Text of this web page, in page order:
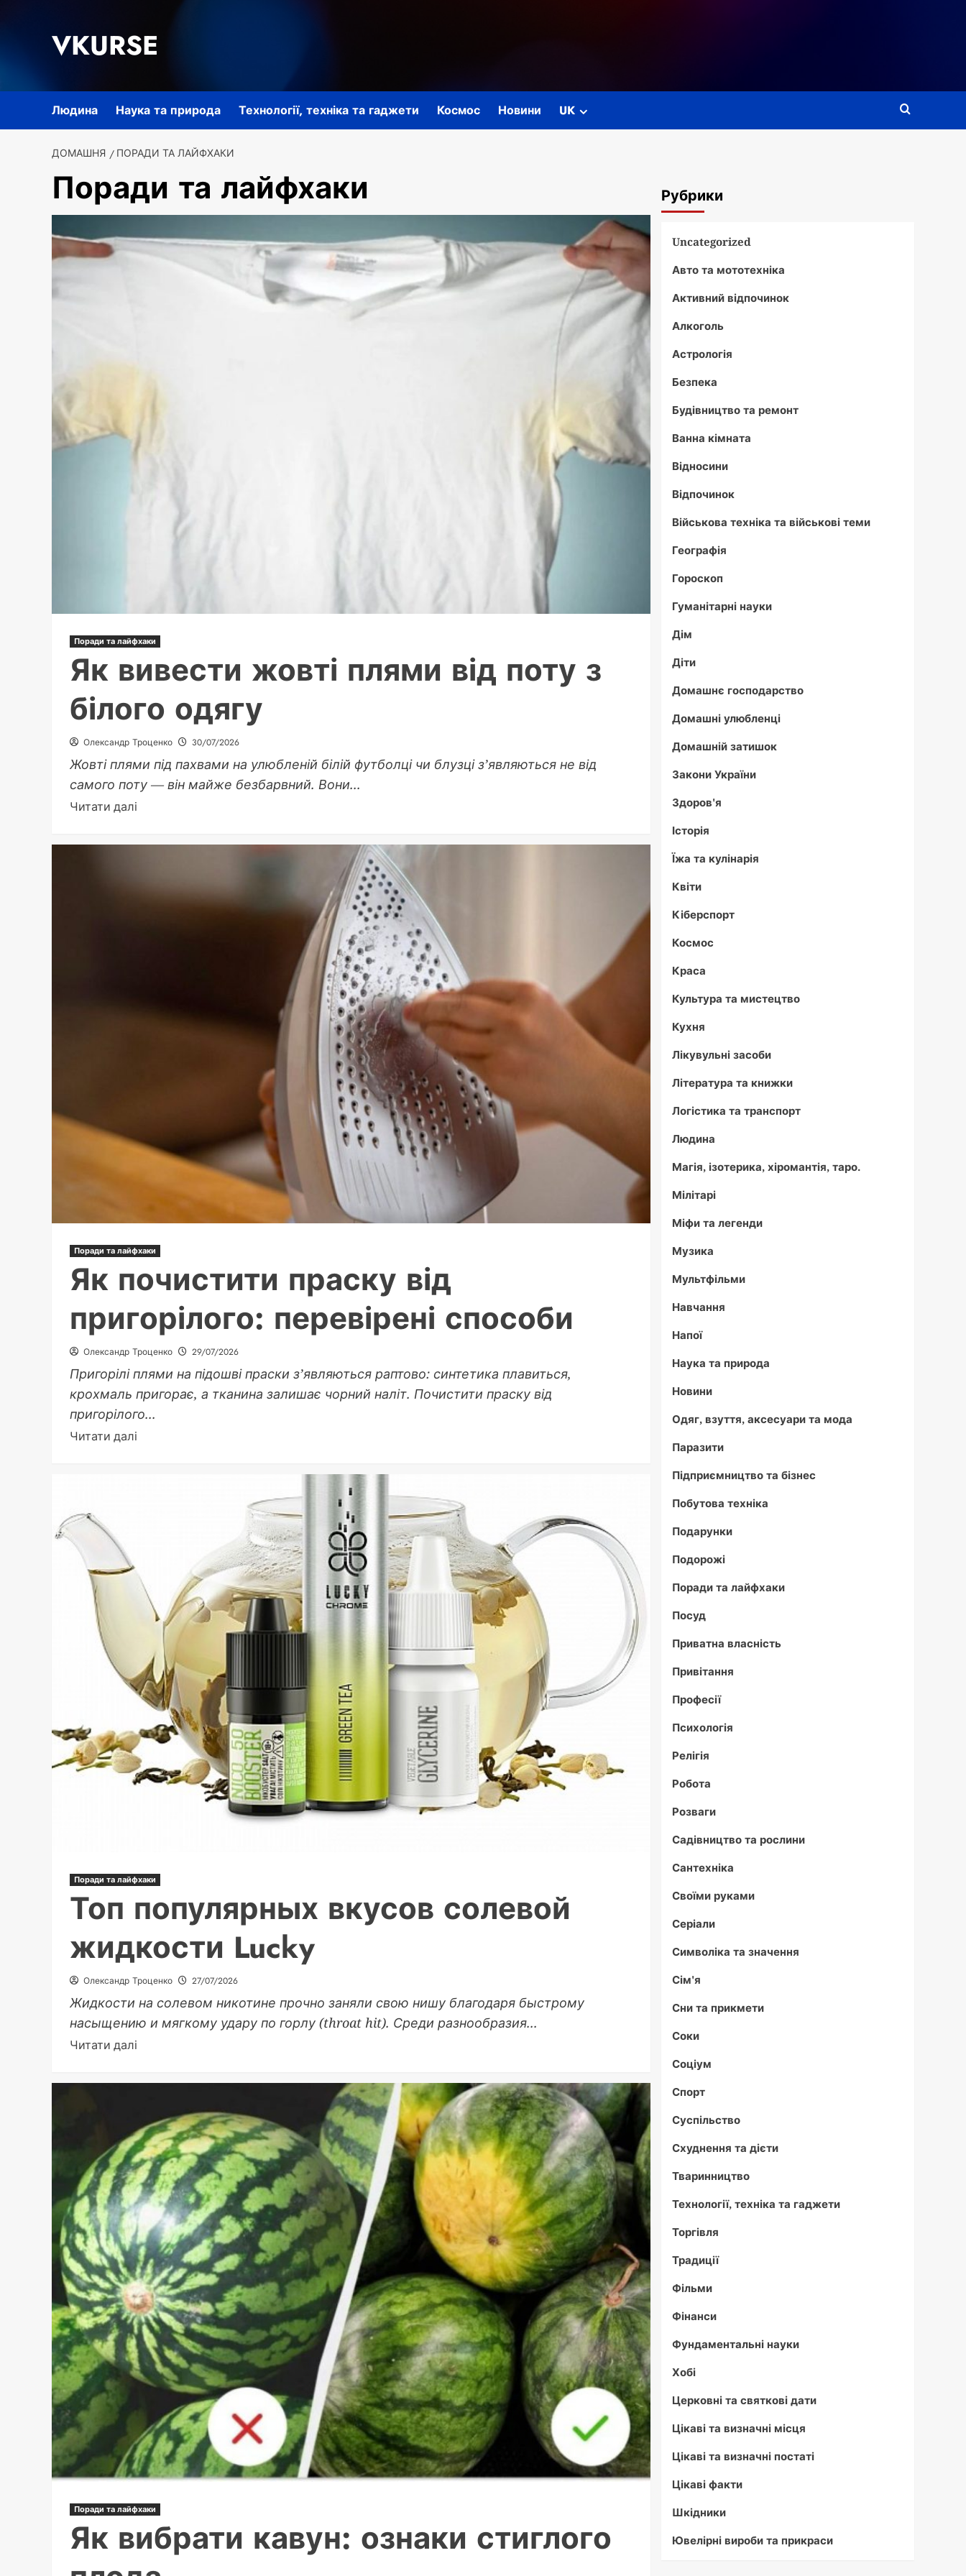
VKURSE
Людина Наука та природа Технології, техніка та гаджети Космос Новини UK
ДОМАШНЯ ПОРАДИ ТА ЛАЙФХАКИ
Поради та лайфхаки
Поради та лайфхаки
Як вивести жовті плями від поту з
білого одягу
Олександр Троценко 30/07/2026
Жовті плями під пахвами на улюбленій білій футболці чи блузці з’являються не від
самого поту — він майже безбарвний. Вони...
Читати далі
Як
плями
Поради та лайфхаки
Як почистити праску від
пригорілого: перевірені способи
Олександр Троценко 29/07/2026
Пригорілі плями на підошві праски з’являються раптово: синтетика плавиться,
крохмаль пригорає, а тканина залишає чорний наліт. Почистити праску від
пригорілого...
Читати далі
способи
Поради та лайфхаки
Топ популярных вкусов солевой
жидкости Lucky
Олександр Троценко 27/07/2026
Жидкости на солевом никотине прочно заняли свою нишу благодаря быстрому
насыщению и мягкому удару по горлу (throat hit). Среди разнообразия...
Читати далі
Топ
вкусов
солевой
жидкости
Lucky
Поради та лайфхаки
Як вибрати кавун: ознаки стиглого
Рубрики
Uncategorized
Авто та мототехніка
Активний відпочинок
Алкоголь
Астрологія
Безпека
Будівництво та ремонт
Ванна кімната
Відносини
Відпочинок
Військова техніка та військові теми
Географія
Гороскоп
Гуманітарні науки
Дім
Діти
Домашнє господарство
Домашні улюбленці
Домашній затишок
Закони України
Здоров'я
Історія
Їжа та кулінарія
Квіти
Кіберспорт
Космос
Краса
Культура та мистецтво
Кухня
Лікувульні засоби
Література та книжки
Логістика та транспорт
Людина
Магія, ізотерика, хіромантія, таро.
Мілітарі
Міфи та легенди
Музика
Мультфільми
Навчання
Напої
Наука та природа
Новини
Одяг, взуття, аксесуари та мода
Паразити
Підприємництво та бізнес
Побутова техніка
Подарунки
Подорожі
Поради та лайфхаки
Посуд
Приватна власність
Привітання
Професії
Психологія
Релігія
Робота
Розваги
Садівництво та рослини
Сантехніка
Своїми руками
Серіали
Символіка та значення
Сім'я
Сни та прикмети
Соки
Соціум
Спорт
Суспільство
Схуднення та дієти
Тваринництво
Технології, техніка та гаджети
Торгівля
Традиції
Фільми
Фінанси
Фундаментальні науки
Хобі
Церковні та святкові дати
Цікаві та визначні місця
Цікаві та визначні постаті
Цікаві факти
Шкідники
Ювелірні вироби та прикраси